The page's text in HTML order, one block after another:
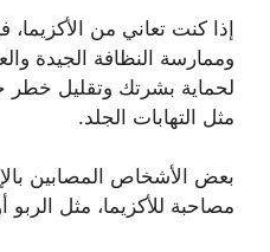
إذا كنت تعاني من الأكزيما،
وممارسة النظافة الجيدة
لحماية بشرتك وتقليل خطر
مثل التهابات الجلد.
بعض الأشخاص المصابين
مصاحبة للأكزيما، مثل الربو